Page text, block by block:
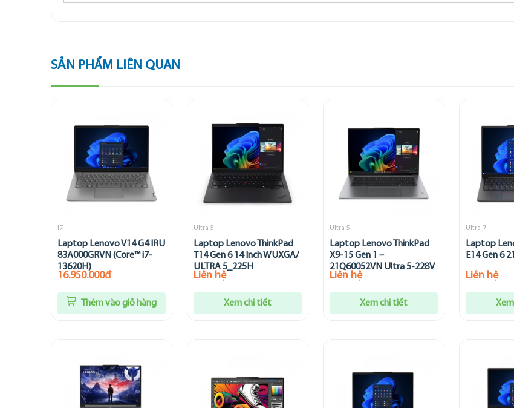
SẢN PHẨM LIÊN QUAN
I7
Laptop Lenovo V14 G4 IRU
83A000GRVN (Core™ i7-
13620H)
16.950.000đ
Thêm vào giỏ hàng
Ultra 5
Laptop Lenovo ThinkPad
T14 Gen 6 14 Inch WUXGA/
ULTRA 5_225H
Liên hệ
Xem chi tiết
Ultra 5
Laptop Lenovo ThinkPad
X9-15 Gen 1 –
21Q60052VN Ultra 5-228V
Liên hệ
Xem chi tiết
Ultra 7
Laptop
E14 Gen 6
Liên hệ